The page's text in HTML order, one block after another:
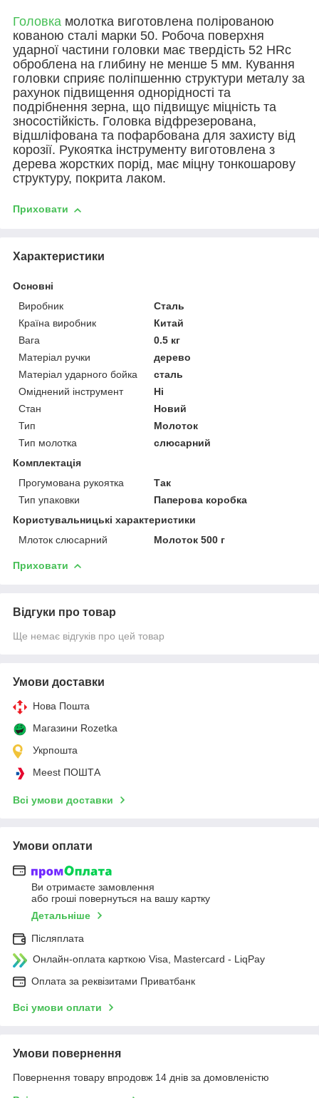
Головка молотка виготовлена полірованою
кованою сталі марки 50. Робоча поверхня
ударної частини головки має твердість 52 HRc
оброблена на глибину не менше 5 мм. Кування
головки сприяє поліпшенню структури металу за
рахунок підвищення однорідності та
подрібнення зерна, що підвищує міцність та
зносостійкість. Головка відфрезерована,
відшліфована та пофарбована для захисту від
корозії. Рукоятка інструменту виготовлена з
дерева жорстких порід, має міцну тонкошарову
структуру, покрита лаком.
Приховати
Характеристики
Основні
Виробник
Сталь
Країна виробник
Китай
Вага
0.5 кг
Матеріал ручки
дерево
Матеріал ударного бойка
сталь
Оміднений інструмент
Ні
Стан
Новий
Тип
Молоток
Тип молотка
слюсарний
Комплектація
Прогумована рукоятка
Так
Тип упаковки
Паперова коробка
Користувальницькі характеристики
Млоток слюсарний
Молоток 500 г
Приховати
Відгуки про товар
Ще немає відгуків про цей товар
Умови доставки
Нова Пошта
Магазини Rozetka
Укрпошта
Meest ПОШТА
Всі умови доставки
Умови оплати
Ви отримаєте замовлення
або гроші повернуться на вашу картку
Детальніше
Післяплата
Онлайн-оплата карткою Visa, Mastercard - LiqPay
Оплата за реквізитами Приватбанк
Всі умови оплати
Умови повернення
Повернення товару впродовж 14 днів за домовленістю